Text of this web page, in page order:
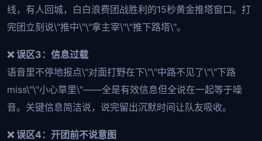
线，有人回城，白白浪费团战胜利的15秒黄金推塔窗口。打
完团立刻说\"推中\"\"拿主宰\"\"推下路塔\"。
❌ 误区3：信息过载
语音里不停地报点\"对面打野在下\"\"中路不见了\"\"下路
miss\"\"小心草里\"——全是有效信息但全说在一起等于噪
音。关键信息简洁说，说完留出沉默时间让队友吸收。
❌ 误区4：开团前不说意图